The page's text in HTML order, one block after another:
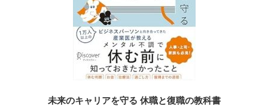
未来のキャリアを守る 休職と復職の教科書